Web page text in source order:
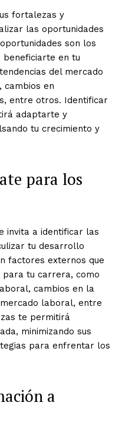
fortalezas y
las oportunidades
son los
beneficiarte en tu
del mercado
cambios en
entre otros. Identificar
adaptarte y
tu crecimiento y
para los
invita a identificar las
tu desarrollo
factores externos que
tu carrera, como
cambios en la
laboral, entre
te permitirá
minimizando sus
para enfrentar los
a